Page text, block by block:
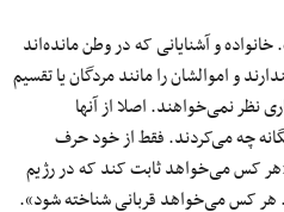
و آشنایانی که در وطن مانده‌اند
و اموالشان را مانند مردگان یا تقسیم
نظر نمی‌خواهند. اصلا از آنها
چه می‌کردند. فقط از خود حرف
«هر کس می‌خواهد ثابت کند که در رژیم
هر کس می‌خواهد قربانی شناخته شود».